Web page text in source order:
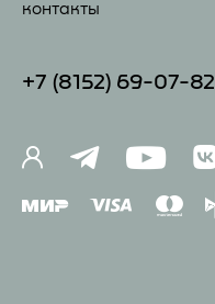
контакты
+7 (81 52) 69-07-82